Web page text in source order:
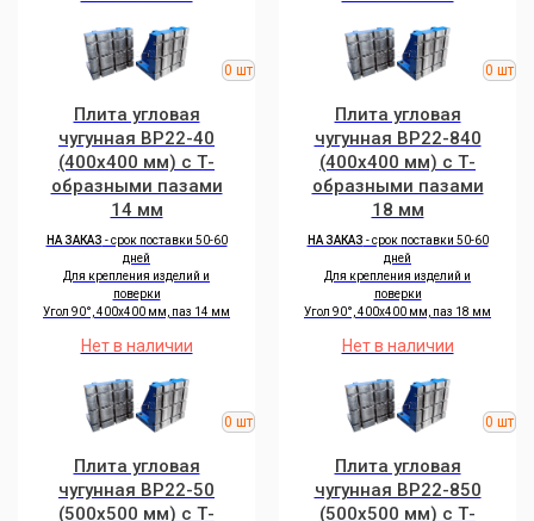
Плита угловая
чугунная BP22-40
(400х400 мм) с Т-
образными пазами
14 мм
НА ЗАКАЗ - срок поставки 50-60
дней
Для крепления изделий и
поверки
Угол 90°, 400х400 мм, паз 14 мм
Нет в наличии
Плита угловая
чугунная BP22-840
(400х400 мм) с Т-
образными пазами
18 мм
НА ЗАКАЗ - срок поставки 50-60
дней
Для крепления изделий и
поверки
Угол 90°, 400х400 мм, паз 18 мм
Нет в наличии
Плита угловая
чугунная BP22-50
(500х500 мм) с Т-
Плита угловая
чугунная BP22-850
(500х500 мм) с Т-